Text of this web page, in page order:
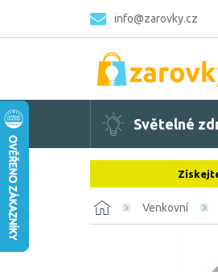
info@zarovky.cz
Světelné
Venkovní